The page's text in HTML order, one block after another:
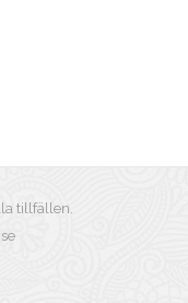
tillfällen.